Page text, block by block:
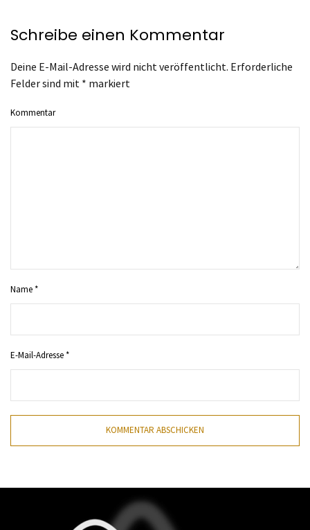
Schreibe einen Kommentar
Deine E-Mail-Adresse wird nicht veröffentlicht. Erforderliche
Felder sind mit * markiert
Kommentar
Name*
E-Mail-Adresse*
KOMMENTAR ABSCHICKEN